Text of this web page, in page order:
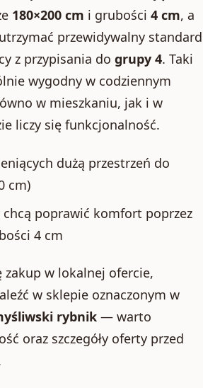
180×200 cm i grubości 4 cm, a
przewidywalny standard
z przypisania do grupy 4. Taki
wygodny w codziennym
w mieszkaniu, jak i w
liczy się funkcjonalność.
dużą przestrzeń do
cm)
poprawić komfort poprzez
4 cm
zakup w lokalnej ofercie,
w sklepie oznaczonym w
rybnik — warto
oraz szczegóły oferty przed